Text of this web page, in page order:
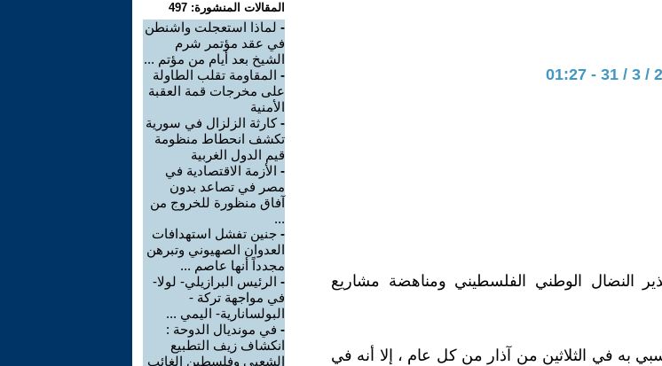
النضال الوطني الفلسطيني ومناهضة مشاريع
به في الثلاثين من آذار من كل عام ، إلا أنه في
المقالات المنشورة: 497
- لماذا استعجلت واشنطن
في عقد مؤتمر شرم
الشيخ بعد أيام من مؤتم ...
- المقاومة تقلب الطاولة
على مخرجات قمة العقبة
الأمنية
-كارثة الزلزال في سورية
تكشف انحطاط منظومة
قيم الدول الغربية
- الأزمة الاقتصادية في
مصر في تصاعد بدون
آفاق منظورة للخروج من
...
- جنين تفشل استهدافات
العدوان الصهيوني وتبرهن
مجدداً أنها عاصم ...
- الرئيس البرازيلي- لولا-
في مواجهة تركة -
البولسانارية- اليمي ...
- في مونديال الدوحة :
انكشاف زيف التطبيع
الشعبي وفلسطين الغائب